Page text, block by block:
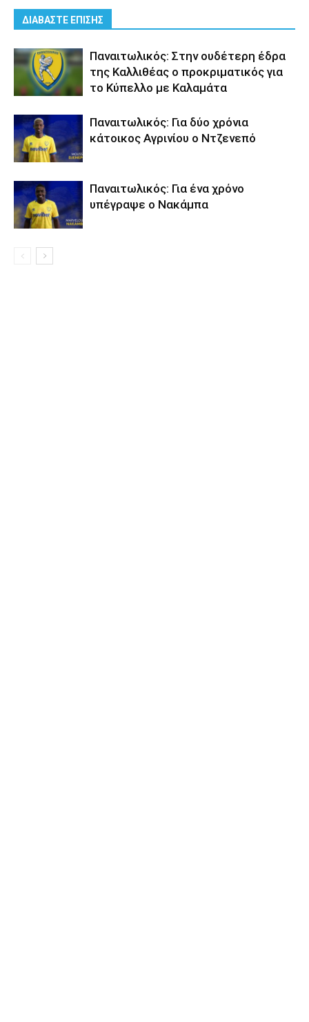
ΔΙΑΒΑΣΤΕ ΕΠΙΣΗΣ
Παναιτωλικός: Στην ουδέτερη έδρα
της Καλλιθέας ο προκριματικός για
το Κύπελλο με Καλαμάτα
Παναιτωλικός: Για δύο χρόνια
κάτοικος Αγρινίου ο Ντζενεπό
Παναιτωλικός: Για ένα χρόνο
υπέγραψε ο Νακάμπα